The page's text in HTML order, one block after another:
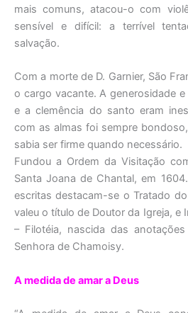
mais comuns, atacou-o com
sensível e difícil: a terrível
salvação.
Com a morte de D. Garnier, São
o cargo vacante. A generosidade
e a clemência do santo eram
com as almas foi sempre
sabia ser firme quando necessário.
Fundou a Ordem da Visitação
Santa Joana de Chantal, em
escritas destacam-se o Tratado
valeu o título de Doutor da Igreja, e
– Filotéia, nascida das
Senhora de Chamoisy.
A medida de amar a Deus